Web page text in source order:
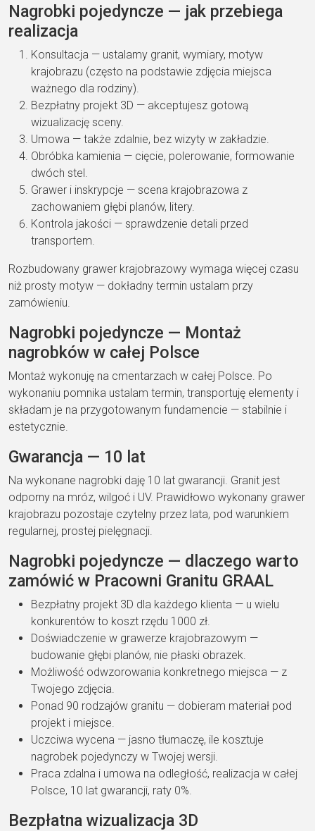
Nagrobki pojedyncze — jak przebiega
realizacja
Konsultacja — ustalamy granit, wymiary, motyw
krajobrazu (często na podstawie zdjęcia miejsca
ważnego dla rodziny).
Bezpłatny projekt 3D — akceptujesz gotową
wizualizację sceny.
Umowa — także zdalnie, bez wizyty w zakładzie.
Obróbka kamienia — cięcie, polerowanie, formowanie
dwóch stel.
Grawer i inskrypcje — scena krajobrazowa z
zachowaniem głębi planów, litery.
Kontrola jakości — sprawdzenie detali przed
transportem.
Rozbudowany grawer krajobrazowy wymaga więcej czasu
niż prosty motyw — dokładny termin ustalam przy
zamówieniu.
Nagrobki pojedyncze — Montaż
nagrobków w całej Polsce
Montaż wykonuję na cmentarzach w całej Polsce. Po
wykonaniu pomnika ustalam termin, transportuję elementy i
składam je na przygotowanym fundamencie — stabilnie i
estetycznie.
Gwarancja — 10 lat
Na wykonane nagrobki daję 10 lat gwarancji. Granit jest
odporny na mróz, wilgoć i UV. Prawidłowo wykonany grawer
krajobrazu pozostaje czytelny przez lata, pod warunkiem
regularnej, prostej pielęgnacji.
Nagrobki pojedyncze — dlaczego warto
zamówić w Pracowni Granitu GRAAL
Bezpłatny projekt 3D dla każdego klienta — u wielu
konkurentów to koszt rzędu 1000 zł.
Doświadczenie w grawerze krajobrazowym —
budowanie głębi planów, nie płaski obrazek.
Możliwość odwzorowania konkretnego miejsca — z
Twojego zdjęcia.
Ponad 90 rodzajów granitu — dobieram materiał pod
projekt i miejsce.
Uczciwa wycena — jasno tłumaczę, ile kosztuje
nagrobek pojedynczy w Twojej wersji.
Praca zdalna i umowa na odległość, realizacja w całej
Polsce, 10 lat gwarancji, raty 0%.
Bezpłatna wizualizacja 3D